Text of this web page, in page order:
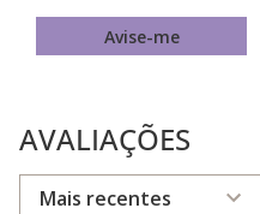
Avise-me
AVALIAÇÕES
Mais recentes